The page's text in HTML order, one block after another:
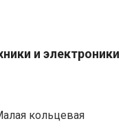
и электроники
кольцевая